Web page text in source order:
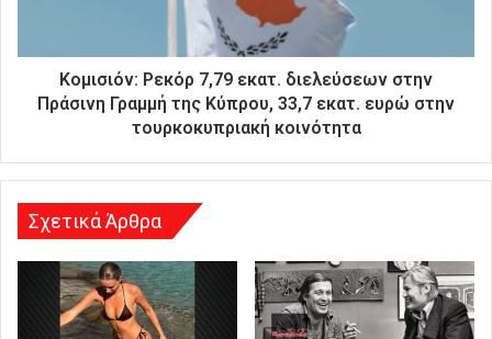
η
Κομισιόν: Ρεκόρ 7,79 εκατ. διελεύσεων στην
Πράσινη Γραμμή της Κύπρου, 33,7 εκατ. ευρώ στην
τουρκοκυπριακή κοινότητα
Σχετικά Άρθρα